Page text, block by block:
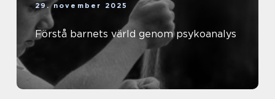
29. november 2025
Förstå barnets värld genom psykoanalys